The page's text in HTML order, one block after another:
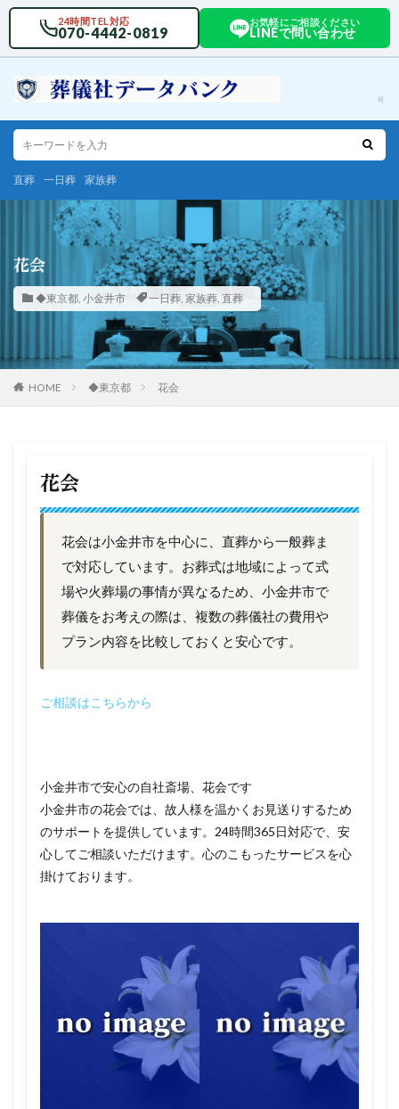
24時間TEL対応
070-4442-0819
お気軽にご相談ください
LINEで問い合わせ
直葬 一日葬 家族葬
花会
◆東京都, 小金井市 一日葬, 家族葬, 直葬
HOME ◆東京都 花会
花会
花会は小金井市を中心に、直葬から一般葬ま
で対応しています。お葬式は地域によって式
場や火葬場の事情が異なるため、小金井市で
葬儀をお考えの際は、複数の葬儀社の費用や
プラン内容を比較しておくと安心です。
ご相談はこちらから
小金井市で安心の自社斎場、花会です
小金井市の花会では、故人様を温かくお見送りするため
のサポートを提供しています。24時間365日対応で、安
心してご相談いただけます。心のこもったサービスを心
掛けております。